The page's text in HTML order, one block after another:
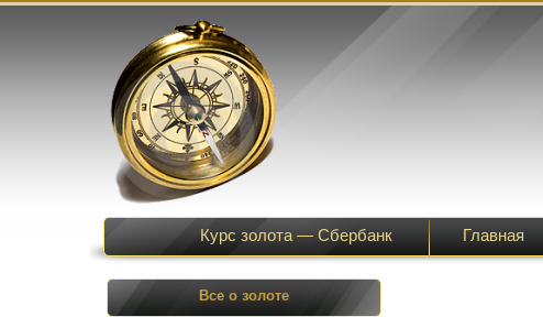
Курс золота — Сбербанк Главная
Все о золоте